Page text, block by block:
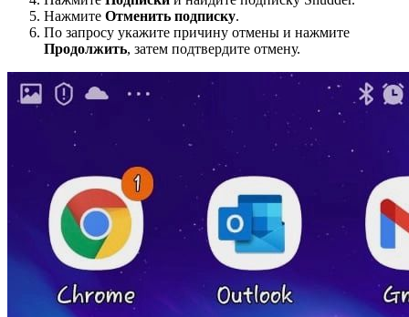
Нажмите Отменить подписку.
По запросу укажите причину отмены и нажмите
Продолжить, затем подтвердите отмену.